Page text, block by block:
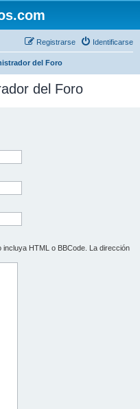
Identificarse
Registrarse
del Foro
del Foro
HTML o BBCode. La dirección